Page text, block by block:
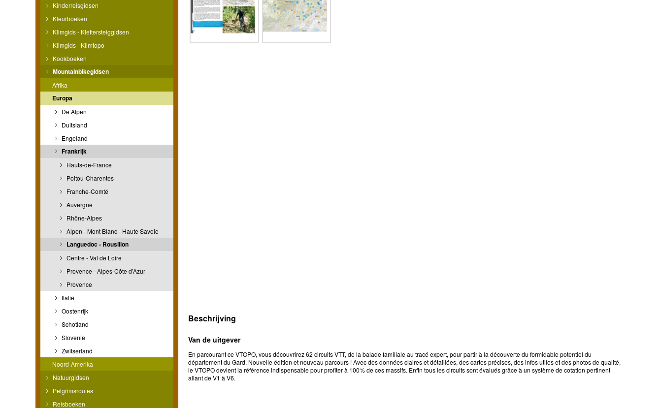
Kinderreisgidsen
Kleurboeken
Klimgids - Klettersteiggidsen
Klimgids - Klimtopo
Kookboeken
Mountainbikegidsen
Afrika
Europa
De Alpen
Duitsland
Engeland
Frankrijk
Hauts-de-France
Poitou-Charentes
Franche-Comté
Auvergne
Rhône-Alpes
Alpen - Mont Blanc - Haute Savoie
Languedoc - Rousillon
Centre - Val de Loire
Provence - Alpes-Côte d’Azur
Provence
Italië
Oostenrijk
Schotland
Slovenië
Zwitserland
Noord-Amerika
Natuurgidsen
Pelgrimsroutes
Reisboeken
Beschrijving
Van de uitgever
En parcourant ce VTOPO, vous découvrirez 62 circuits VTT, de la balade familiale au tracé expert, pour partir à la découverte du formidable potentiel du
département du Gard. Nouvelle édition et nouveau parcours ! Avec des données claires et détaillées, des cartes précises, des infos utiles et des photos de qualité,
le VTOPO devient la référence indispensable pour profiter à 100% de ces massifs. Enfin tous les circuits sont évalués grâce à un système de cotation pertinent
allant de V1 à V6.